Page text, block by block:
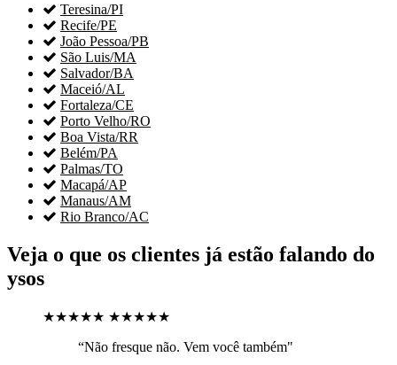
 Teresina/PI
 Recife/PE
 João Pessoa/PB
 São Luis/MA
 Salvador/BA
 Maceió/AL
 Fortaleza/CE
 Porto Velho/RO
 Boa Vista/RR
 Belém/PA
 Palmas/TO
 Macapá/AP
 Manaus/AM
 Rio Branco/AC
Veja o que os clientes já estão falando do
ysos
★★★★★ ★★★★★
“Não fresque não. Vem você também"